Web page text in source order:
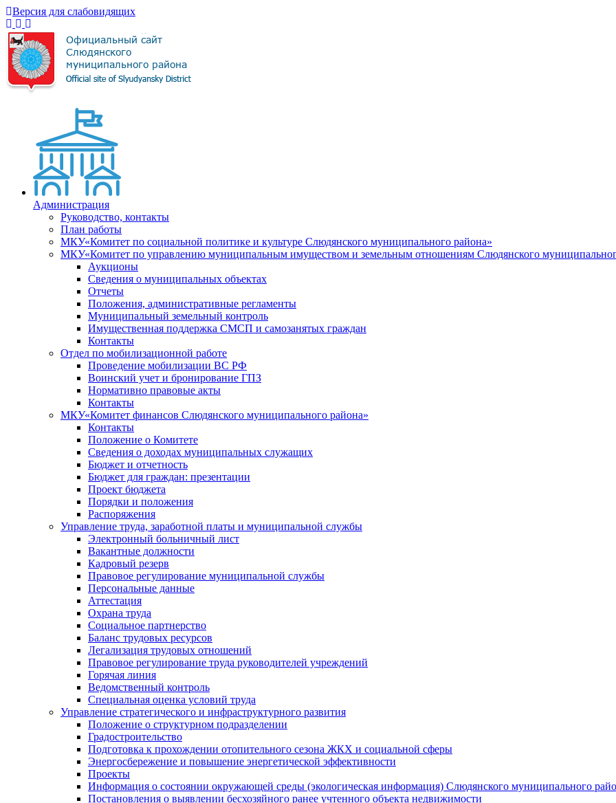
Версия для слабовидящих
Администрация
Руководство, контакты
План работы
МКУ«Комитет по социальной политике и культуре Слюдянского муниципального района»
МКУ«Комитет по управлению муниципальным имуществом и земельным отношениям Слюдянского
Аукционы
Сведения о муниципальных объектах
Отчеты
Положения, административные регламенты
Муниципальный земельный контроль
Имущественная поддержка СМСП и самозанятых граждан
Контакты
Отдел по мобилизационной работе
Проведение мобилизации ВС РФ
Воинский учет и бронирование ГПЗ
Нормативно правовые акты
Контакты
МКУ«Комитет финансов Слюдянского муниципального района»
Контакты
Положение о Комитете
Сведения о доходах муниципальных служащих
Бюджет и отчетность
Бюджет для граждан: презентации
Проект бюджета
Порядки и положения
Распоряжения
Управление труда, заработной платы и муниципальной службы
Электронный больничный лист
Вакантные должности
Кадровый резерв
Правовое регулирование муниципальной службы
Персональные данные
Аттестация
Охрана труда
Социальное партнерство
Баланс трудовых ресурсов
Легализация трудовых отношений
Правовое регулирование труда руководителей учреждений
Горячая линия
Ведомственный контроль
Специальная оценка условий труда
Управление стратегического и инфраструктурного развития
Положение о структурном подразделении
Градостроительство
Подготовка к прохождении отопительного сезона ЖКХ и социальной сферы
Энергосбережение и повышение энергетической эффективности
Проекты
Информация о состоянии окружающей среды (экологическая информация) Слюдянского муниципального
Постановления о выявлении бесхозяйного ранее учтенного объекта недвижимости